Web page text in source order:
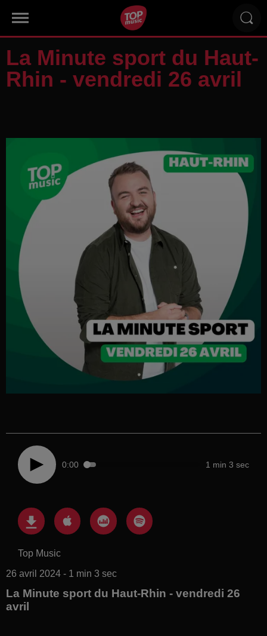
La Minute sport du Haut-
Rhin - vendredi 26 avril
0:00 1 min 3 sec
Top Music
26 avril 2024 - 1 min 3 sec
La Minute sport du Haut-Rhin - vendredi 26
avril